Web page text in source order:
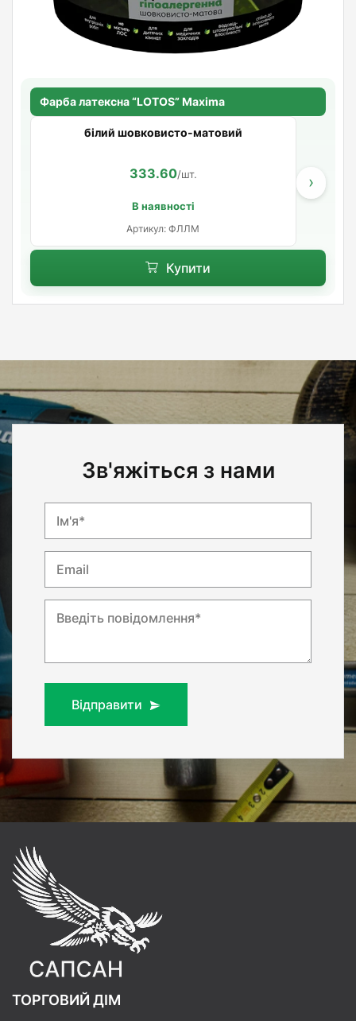
Фарба латексна “LOTOS” Maxima
білий шовковисто-матовий
333.60/шт.
В наявності
Артикул: ФЛЛМ
›
Купити
Зв'яжіться з нами
Ім'я*
Email
Введіть повідомлення*
Відправити
ТОРГОВИЙ ДІМ